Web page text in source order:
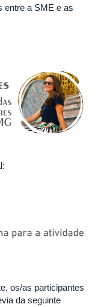
entre a SME e as
os/as participantes
da seguinte